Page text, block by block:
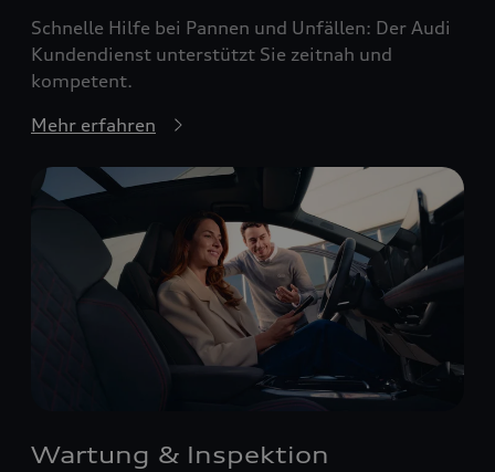
Schnelle Hilfe bei Pannen und Unfällen: Der Audi
Kundendienst unterstützt Sie zeitnah und
kompetent.
Mehr erfahren
Wartung & Inspektion